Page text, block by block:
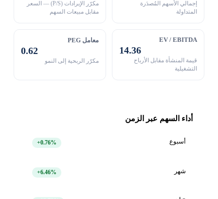
إجمالي الأسهم المُصدَرة
المتداولة
مكرّر الإيرادات (P/S) — السعر
مقابل مبيعات السهم
EV / EBITDA
14.36
قيمة المنشأة مقابل الأرباح
التشغيلية
معامل PEG
0.62
مكرّر الربحية إلى النمو
أداء السهم عبر الزمن
أسبوع +0.76%
شهر +6.46%